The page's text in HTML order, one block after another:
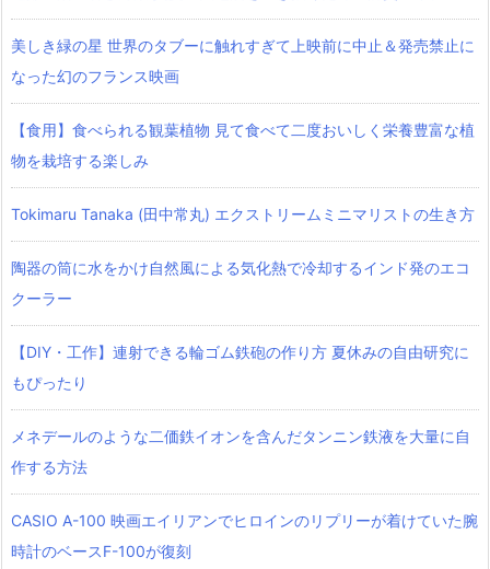
美しき緑の星 世界のタブーに触れすぎて上映前に中止＆発売禁止に
なった幻のフランス映画
【食用】食べられる観葉植物 見て食べて二度おいしく栄養豊富な植
物を栽培する楽しみ
Tokimaru Tanaka (田中常丸) エクストリームミニマリストの生き方
陶器の筒に水をかけ自然風による気化熱で冷却するインド発のエコ
クーラー
【DIY・工作】連射できる輪ゴム鉄砲の作り方 夏休みの自由研究に
もぴったり
メネデールのような二価鉄イオンを含んだタンニン鉄液を大量に自
作する方法
CASIO A-100 映画エイリアンでヒロインのリプリーが着けていた腕
時計のベースF-100が復刻